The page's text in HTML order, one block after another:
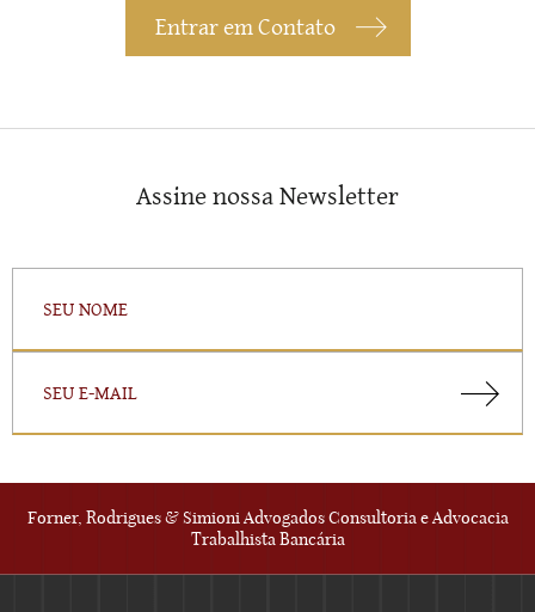
Entrar em Contato
Assine nossa Newsletter
Forner, Rodrigues & Simioni Advogados Consultoria e Advocacia
Trabalhista Bancária